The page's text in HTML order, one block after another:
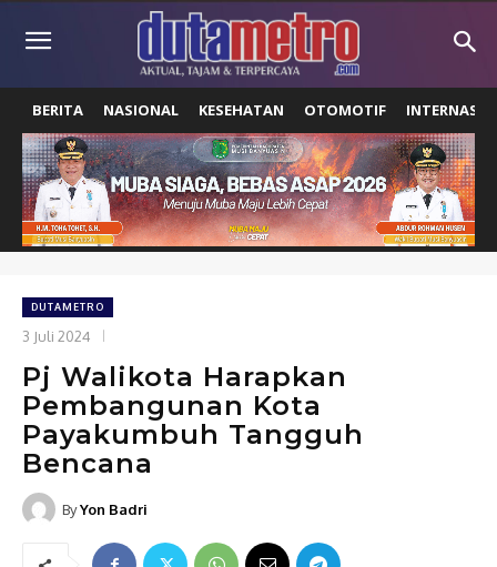
BERITA NASIONAL KESEHATAN OTOMOTIF
DUTAMETRO
3 Juli 2024
Pj Walikota Harapkan
Pembangunan Kota
Payakumbuh Tangguh
Bencana
ByYon Badri